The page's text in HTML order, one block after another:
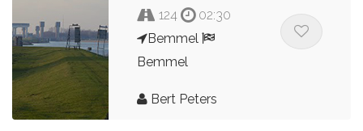
124
02:30
Bemmel
Bemmel
Bert Peters